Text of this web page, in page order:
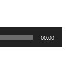
00:00